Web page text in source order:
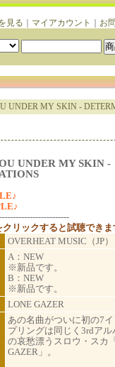
見る マイアカウント お
UNDER MY SKIN -
UNDER MY SKIN -
リックすると試聴できま
OVERHEAT MUSIC（JP）
A：NEW
※新品です。
B：NEW
※新品です。
LONE GAZER
あの名曲がついに初の7
プリングは同じく3rdアル
の哀愁漂うスロウ・スカ
GAZER」。